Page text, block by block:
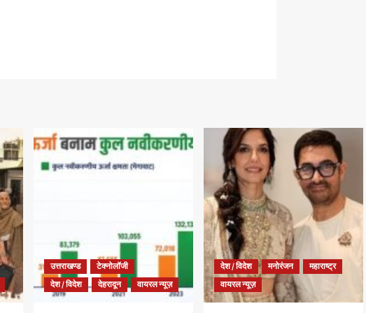
उत्तराखण्ड
टेक्नोलॉजी
देश / विदेश
देहरादून वायरल न्यूज़
देश / विदेश मनोरंजन
महाराष्ट्र
वायरल न्यूज़